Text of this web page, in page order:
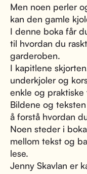
Men noen perler
kan den gamle
I denne boka får
til hvordan du
garderoben.
I kapitlene
underkjoler og
enkle og praktiske
Bildene og
å forstå hvordan
Noen steder i
mellom tekst og
lese.
Jenny Skavlan er